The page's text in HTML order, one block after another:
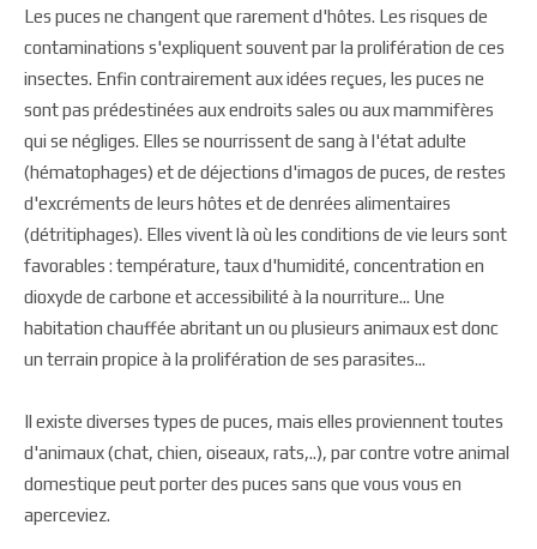
Les puces ne changent que rarement d'hôtes. Les risques de
contaminations s'expliquent souvent par la prolifération de ces
insectes. Enfin contrairement aux idées reçues, les puces ne
sont pas prédestinées aux endroits sales ou aux mammifères
qui se négliges. Elles se nourrissent de sang à l'état adulte
(hématophages) et de déjections d'imagos de puces, de restes
d'excréments de leurs hôtes et de denrées alimentaires
(détritiphages). Elles vivent là où les conditions de vie leurs sont
favorables : température, taux d'humidité, concentration en
dioxyde de carbone et accessibilité à la nourriture... Une
habitation chauffée abritant un ou plusieurs animaux est donc
un terrain propice à la prolifération de ses parasites...
Il existe diverses types de puces, mais elles proviennent toutes
d'animaux (chat, chien, oiseaux, rats,..), par contre votre animal
domestique peut porter des puces sans que vous vous en
aperceviez.